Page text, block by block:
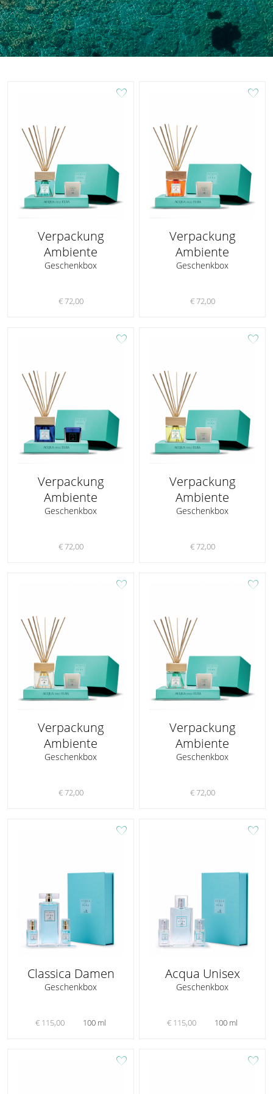
favorite
Verpackung
Ambiente
Geschenkbox
€ 72,00
favorite
Verpackung
Ambiente
Geschenkbox
€ 72,00
favorite
Verpackung
Ambiente
Geschenkbox
€ 72,00
favorite
Verpackung
Ambiente
Geschenkbox
€ 72,00
favorite
Verpackung
Ambiente
Geschenkbox
€ 72,00
favorite
Verpackung
Ambiente
Geschenkbox
€ 72,00
favorite
Classica Damen
Geschenkbox
€ 115,00 100 ml
favorite
Acqua Unisex
Geschenkbox
€ 115,00 100 ml
favorite favorite